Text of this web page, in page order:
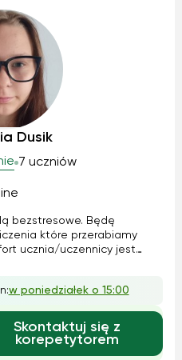
Dusik
7 uczniów
bezstresowe. Będę
które przerabiamy
ucznia/uczennicy jest
podpasuje pod daną
lepsze wyniki oraz
miłą a...
w poniedziałek o 15:00
Skontaktuj się z
korepetytorem